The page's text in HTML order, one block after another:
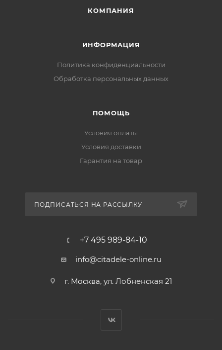
КОМПАНИЯ
ИНФОРМАЦИЯ
Политика конфиденциальности
Обработка персональных данных
ПОМОЩЬ
Условия оплаты
Условия доставки
Гарантия на товар
ПОДПИСАТЬСЯ НА РАССЫЛКУ
+7 495 989-84-10
info@citadele-online.ru
г. Москва, ул. Лобненская 21